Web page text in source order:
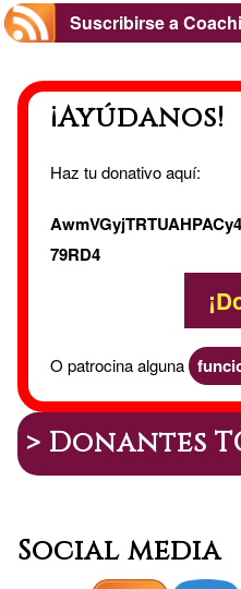
Suscribirse a
¡Ayúdanos!
Haz tu donativo aquí:
79RD4
O patrocina alguna
> Donantes
Social media